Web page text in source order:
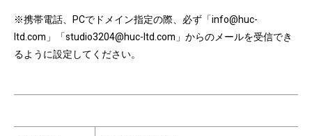
※携帯電話、PCでドメイン指定の際、必ず「info@huc-
ltd.com」「studio3204@huc-ltd.com」からのメールを受信でき
るように設定してください。